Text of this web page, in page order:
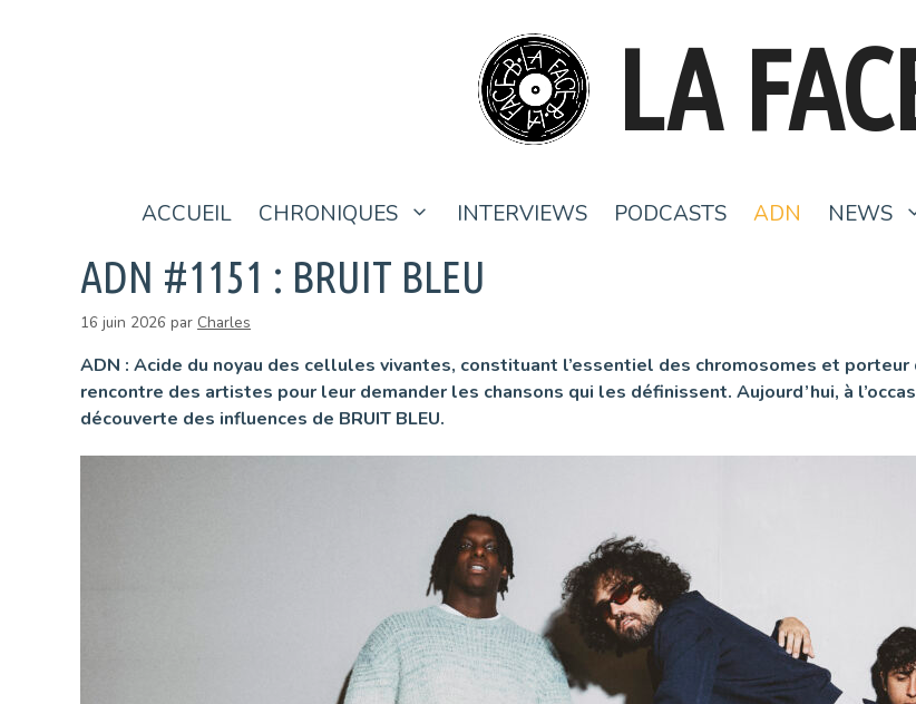
LA
ACCUEIL CHRONIQUES INTERVIEWS PODCASTS ADN NEWS
ADN #1151 : BRUIT BLEU
16 juin 2026 par Charles
ADN : Acide du noyau des cellules vivantes, constituant l’essentiel des chromosomes et
rencontre des artistes pour leur demander les chansons qui les définissent. Aujourd’hui, à
découverte des influences de BRUIT BLEU.